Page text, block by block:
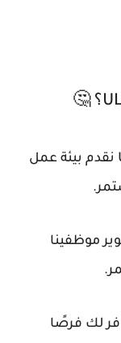
بيئة عمل احترافية: نحن في ULTRAMED نقدم بيئة عمل
موظفينا
لك فرصًا